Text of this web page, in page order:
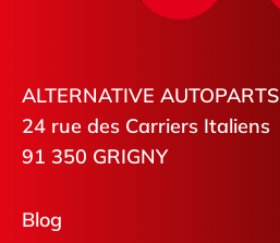
ALTERNATIVE AUTOPARTS
24 rue des Carriers Italiens
91 350 GRIGNY
Blog